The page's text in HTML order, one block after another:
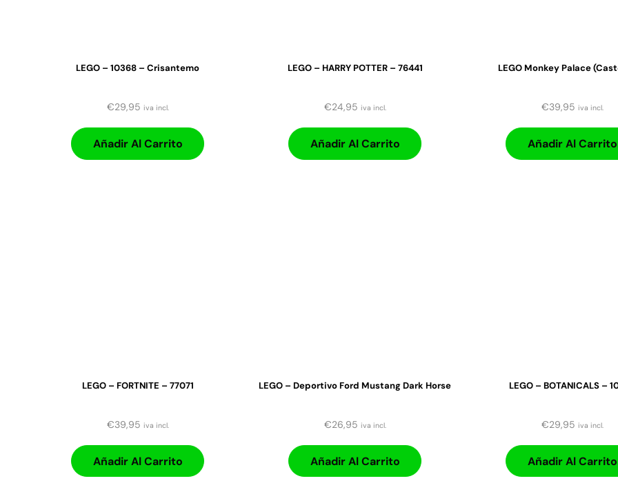
LEGO – 10368 – Crisantemo
€29,95 iva incl.
Añadir Al Carrito
LEGO – HARRY POTTER – 76441
€24,95 iva incl.
Añadir Al Carrito
LEGO Monkey Palace
€39,95 iva incl.
Añadir Al Carrito
LEGO – FORTNITE – 77071
€39,95 iva incl.
Añadir Al Carrito
LEGO – Deportivo Ford Mustang Dark Horse
€26,95 iva incl.
Añadir Al Carrito
LEGO – BOTANICALS –
€29,95 iva incl.
Añadir Al Carrito